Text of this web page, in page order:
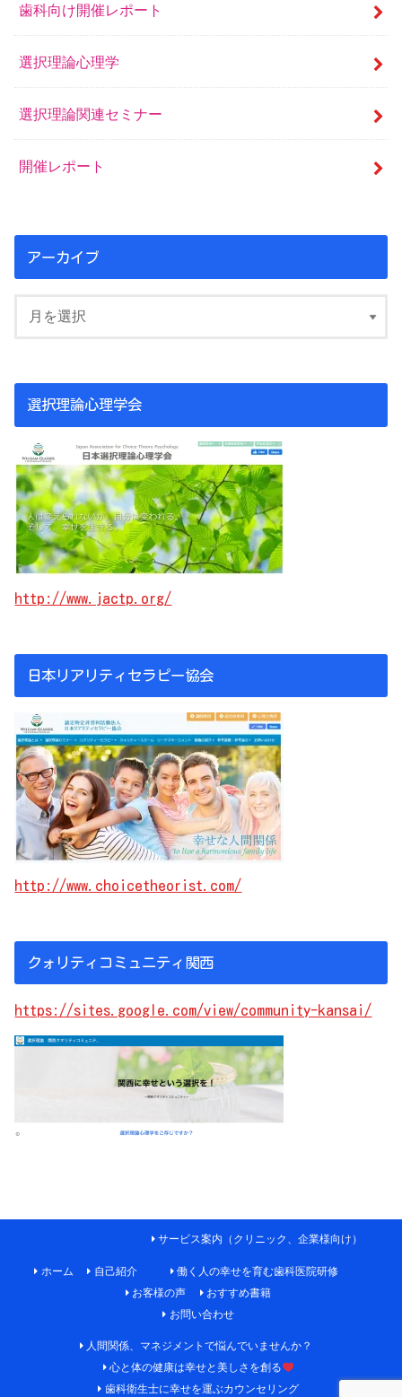
歯科向け開催レポート
選択理論心理学
選択理論関連セミナー
開催レポート
アーカイブ
選択理論心理学会
http://www.jactp.org/
日本リアリティセラピー協会
http://www.choicetheorist.com/
クォリティコミュニティ関西
https://sites.google.com/view/community-kansai/
ホーム 自己紹介
サービス案内（クリニック、企業様向け）
働く人の幸せを育む歯科医院研修
お客様の声
おすすめ書籍
お問い合わせ
人間関係、マネジメントで悩んでいませんか？
心と体の健康は幸せと美しさを創る
歯科衛生士に幸せを運ぶカウンセリング